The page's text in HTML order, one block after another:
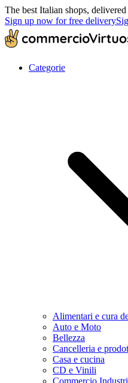
The best Italian shops,
Sign up now for free delivery
Categorie
Alimentari e cura
Auto e Moto
Bellezza
Cancelleria e
Casa e cucina
CD e Vinili
Commercio